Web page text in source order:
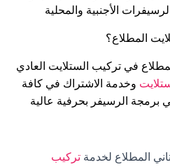
الأجنبية والمحلية
المطلاع؟
في تركيب الستلايت العادي
وخدمة الاشتراك في كافة
برمجة الرسيفر بحرفية عالية
المطلاع لخدمة تركيب